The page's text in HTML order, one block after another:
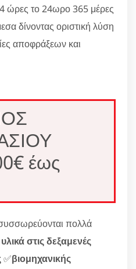
ώρες το 24ωρο 365 μέρες
δίνοντας οριστική λύση
αποφράξεων και
έως
πολλά
στις δεξαμενές
✅βιομηχανικής